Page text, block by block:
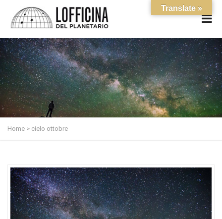
Home > cielo ottobre
Translate »